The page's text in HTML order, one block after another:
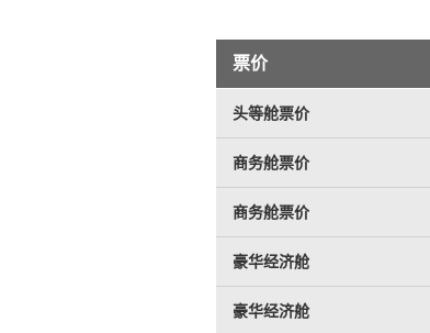
票价
头等舱票价
商务舱票价
商务舱票价
豪华经济舱
豪华经济舱